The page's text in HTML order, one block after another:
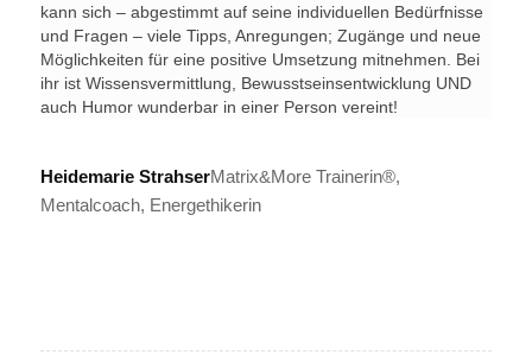
kann sich – abgestimmt auf seine individuellen Bedürfnisse
und Fragen – viele Tipps, Anregungen; Zugänge und neue
Möglichkeiten für eine positive Umsetzung mitnehmen. Bei
ihr ist Wissensvermittlung, Bewusstseinsentwicklung UND
auch Humor wunderbar in einer Person vereint!
Heidemarie StrahserMatrix&More Trainerin®,
Mentalcoach, Energethikerin